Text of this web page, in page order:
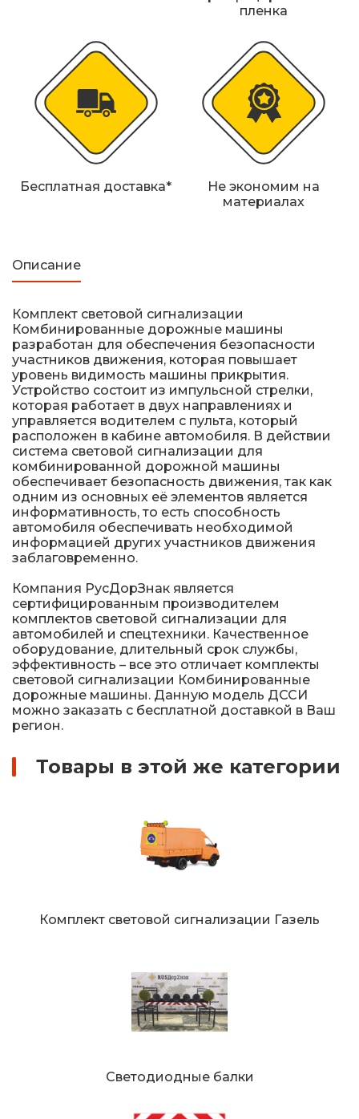
Железнодорожные путевые знаки
Прочее
пленка
Бесплатная доставка*
Не экономим на
материалах
Описание
Комплект световой сигнализации
Комбинированные дорожные машины
разработан для обеспечения безопасности
участников движения, которая повышает
уровень видимость машины прикрытия.
Устройство состоит из импульсной стрелки,
которая работает в двух направлениях и
управляется водителем с пульта, который
расположен в кабине автомобиля. В действии
система световой сигнализации для
комбинированной дорожной машины
обеспечивает безопасность движения, так как
одним из основных её элементов является
информативность, то есть способность
автомобиля обеспечивать необходимой
информацией других участников движения
заблаговременно.
Компания РусДорЗнак является
сертифицированным производителем
комплектов световой сигнализации для
автомобилей и спецтехники. Качественное
оборудование, длительный срок службы,
эффективность – все это отличает комплекты
световой сигнализации Комбинированные
дорожные машины. Данную модель ДССИ
можно заказать с бесплатной доставкой в Ваш
регион.
Товары в этой же категории
Комплект световой сигнализации Газель
Светодиодные балки